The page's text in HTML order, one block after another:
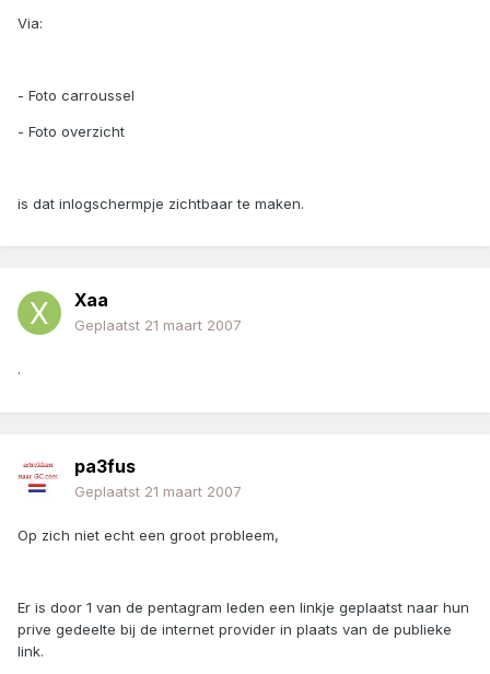
Via:
- Foto carroussel
- Foto overzicht
is dat inlogschermpje zichtbaar te maken.
Xaa
Geplaatst 21 maart 2007
.
pa3fus
Geplaatst 21 maart 2007
Op zich niet echt een groot probleem,
Er is door 1 van de pentagram leden een linkje geplaatst naar hun
prive gedeelte bij de internet provider in plaats van de publieke
link.